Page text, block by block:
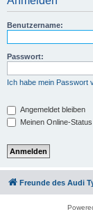
Benutzername:
Passwort:
Ich habe mein Passwort
Angemeldet bleiben
Meinen Online-
Freunde des Audi